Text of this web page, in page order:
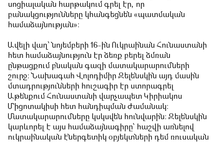
սոցիալական հարթակում գրել էր, որ
բանակցությունները կհանգեցնեն «պատմական
համաձայնության»:
Ավելի վաղ՝ նոյեմբերի 16-ին Ուկրաինան Հունաստանի
հետ համաձայնություն էր ձեռք բերել ձմռան
ընթացքում բնական գազի մատակարարումների
շուրջ: Նախագահ Վոլոդիմիր Զելենսկին այդ մասին
մտադրությունների հուշագիր էր ստորագրել
Աթենքում Հունաստանի վարչապետ Կիրիակոս
Միցոտակիսի հետ հանդիպման ժամանակ:
Մատակարարումները կսկսվեն հունվարին: Զելենսկին
կարևորել է այս համաձայնագիրը՝ հաշվի առնելով
ուկրաինական էներգետիկ օբյեկտների դեմ ռուսական